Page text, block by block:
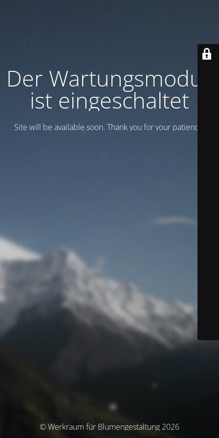
Der Wartungsmodus
ist eingeschaltet
Site will be available soon. Thank you for your patience!
© Werkraum für Blumengestaltung 2026